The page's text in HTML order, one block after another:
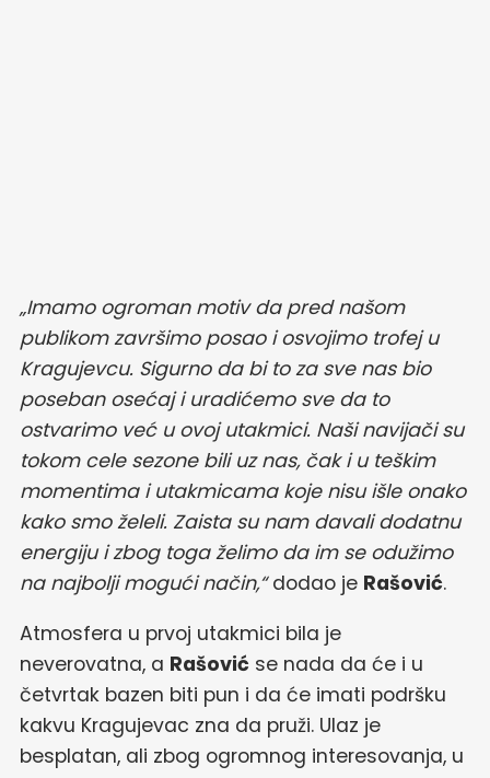
„Imamo ogroman motiv da pred našom
publikom završimo posao i osvojimo trofej u
Kragujevcu. Sigurno da bi to za sve nas bio
poseban osećaj i uradićemo sve da to
ostvarimo već u ovoj utakmici. Naši navijači su
tokom cele sezone bili uz nas, čak i u teškim
momentima i utakmicama koje nisu išle onako
kako smo želeli. Zaista su nam davali dodatnu
energiju i zbog toga želimo da im se odužimo
na najbolji mogući način,“dodao je Rašović.
Atmosfera u prvoj utakmici bila je
neverovatna, a Rašović se nada da će i u
četvrtak bazen biti pun i da će imati podršku
kakvu Kragujevac zna da pruži. Ulaz je
besplatan, ali zbog ogromnog interesovanja, u